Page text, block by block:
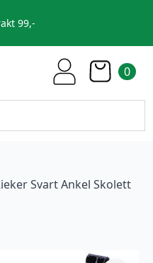
99,-
0
Svart Ankel Skolett